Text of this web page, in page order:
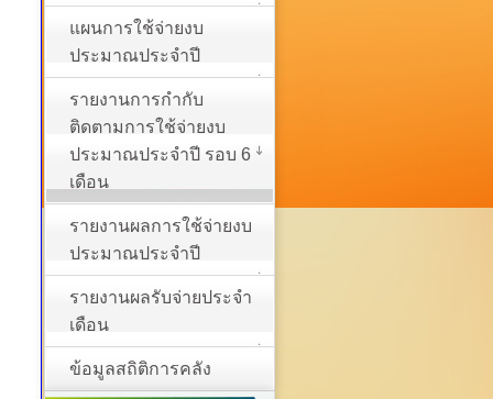
แผนการใช้จ่ายงบ
ประมาณประจำปี
รายงานการกำกับ
ติดตามการใช้จ่ายงบ
ประมาณประจำปี รอบ 6
เดือน
รายงานผลการใช้จ่ายงบ
ประมาณประจำปี
รายงานผลรับจ่ายประจำ
เดือน
ข้อมูลสถิติการคลัง